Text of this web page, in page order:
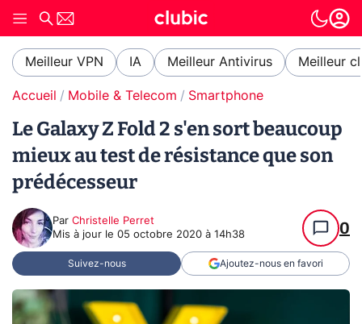
Meilleur VPN IA Meilleur Antivirus Meilleur
Accueil Mobile & Telecom Smartphone
Le Galaxy Z Fold 2 s'en sort beaucoup
mieux au test de résistance que son
prédécesseur
Par Christelle Perret
Mis à jour le 05 octobre 2020 à 14h38 0
Suivez-nous Ajoutez-nous en favori